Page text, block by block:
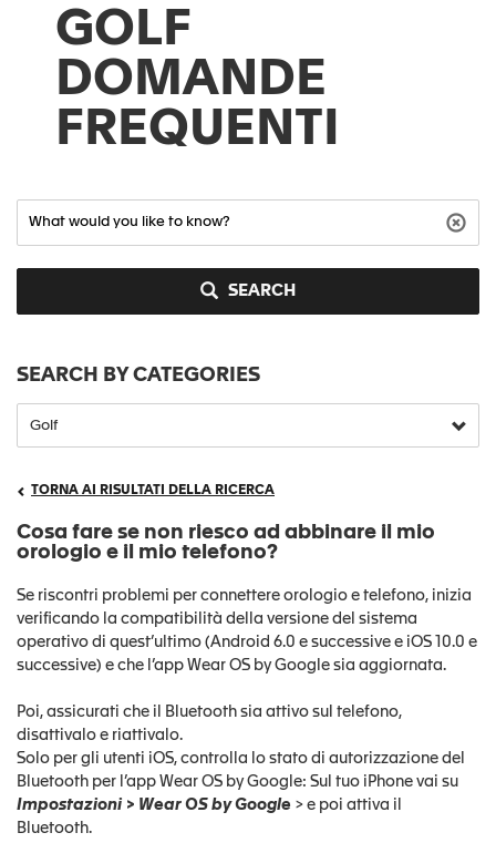
GOLF
DOMANDE
FREQUENTI
SEARCH
SEARCH BY CATEGORIES
TORNA AI RISULTATI DELLA RICERCA
Cosa fare se non riesco ad abbinare il mio
orologio e il mio telefono?
Se riscontri problemi per connettere orologio e telefono, inizia
verificando la compatibilità della versione del sistema
operativo di quest’ultimo (Android 6.0 e successive e iOS 10.0 e
successive) e che l’app Wear OS by Google sia aggiornata.
Poi, assicurati che il Bluetooth sia attivo sul telefono,
disattivalo e riattivalo.
Solo per gli utenti iOS, controlla lo stato di autorizzazione del
Bluetooth per l’app Wear OS by Google: Sul tuo iPhone vai su
Impostazioni > Wear OS by Google > e poi attiva il
Bluetooth.